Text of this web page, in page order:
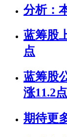
分析：
蓝筹股
点
蓝筹股
涨11.2点
期待更